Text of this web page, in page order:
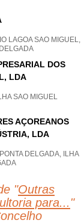
LAGOA SAO MIGUEL,
DOS
LDA
SAO MIGUEL
AÇOREANOS
LDA
DELGADA, ILHA
"Outras
para... "